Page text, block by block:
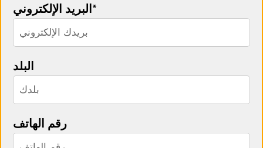
البريد الإلكتروني*
البلد
رقم الهاتف